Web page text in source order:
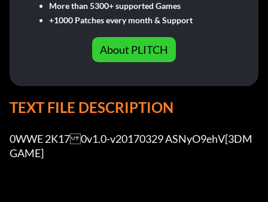
More than 5300+ supported Games
+1000 Patches every month & Support
About PLITCH
TEXT FILE DESCRIPTION
0WWE 2K170v1.0-v20170329 ASNyO9ehV[3DM
GAME]